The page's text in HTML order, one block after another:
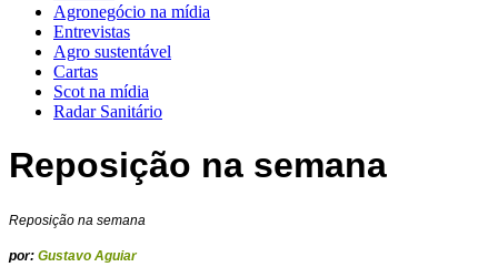
Agronegócio na mídia
Entrevistas
Agro sustentável
Cartas
Scot na mídia
Radar Sanitário
Reposição na semana
Reposição na semana
por: Gustavo Aguiar